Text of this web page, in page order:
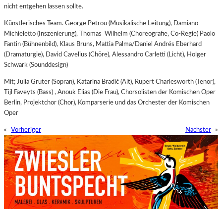
nicht entgehen lassen sollte.
Künstlerisches Team. George Petrou (Musikalische Leitung), Damiano
Michieletto (Inszenierung), Thomas Wilhelm (Choreografie, Co-Regie) Paolo
Fantin (Bühnenbild), Klaus Bruns, Mattia Palma/Daniel Andrés Eberhard
(Dramaturgie), David Cavelius (Chöre), Alessandro Carletti (Licht), Holger
Schwark (Sounddesign)
Mit; Julia Grüter (Sopran), Katarina Bradić (Alt), Rupert Charlesworth (Tenor),
Tijl Faveyts (Bass) , Anouk Elias (Die Frau), Chorsolisten der Komischen Oper
Berlin, Projektchor (Chor), Komparserie und das Orchester der Komischen
Oper
« Vorheriger Nächster »